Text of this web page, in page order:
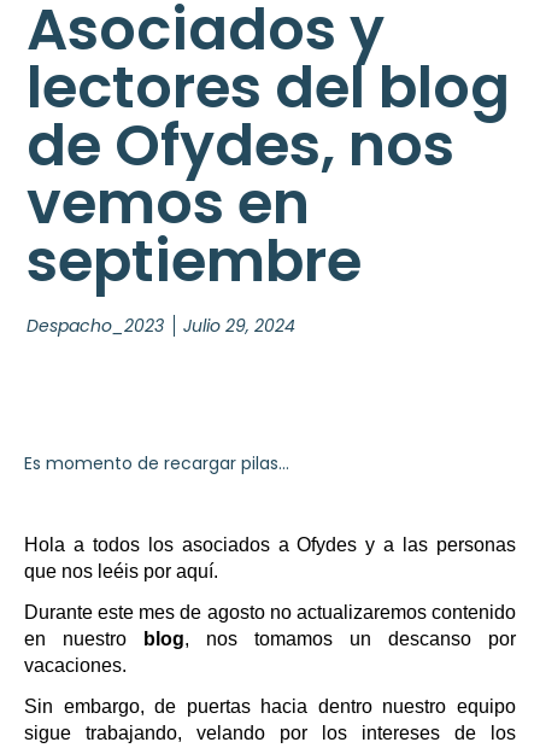
Asociados y
lectores del blog
de Ofydes, nos
vemos en
septiembre
Despacho_2023 Julio 29, 2024
Es momento de recargar pilas…
Hola a todos los asociados a Ofydes y a las personas
que nos leéis por aquí.
Durante este mes de agosto no actualizaremos contenido
en nuestro
blog, nos tomamos un descanso por
vacaciones.
Sin embargo, de puertas hacia dentro nuestro equipo
sigue trabajando, velando por los intereses de los